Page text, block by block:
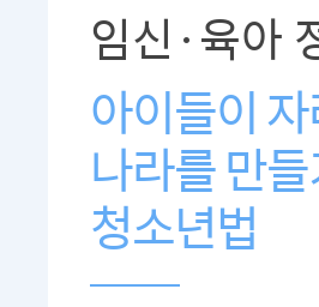
임신·육아
아이들이
나라를 만
청소년법